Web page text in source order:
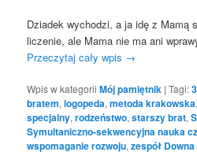
Dziadek wychodzi, a ja idę z Mamą
liczenie, ale Mama nie ma ani
Przeczytaj cały wpis →
Wpis w kategoriiMój pamiętnik |Tagi:
bratem,logopeda,metoda krakowska
specjalny,rodzeństwo,starszy brat,
Symultaniczno-sekwencyjna nauka
wspomaganie rozwoju,zespół Downa